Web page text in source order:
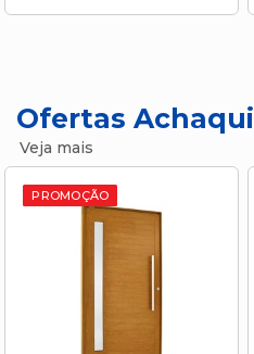
Ofertas Achaqui
Veja mais
PROMOÇÃO